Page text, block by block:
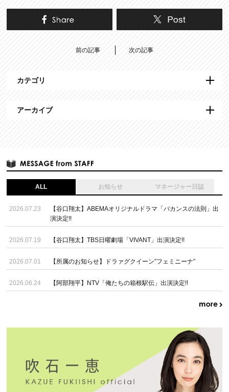
前の記事 次の記事
カテゴリ
アーカイブ
ALL お知らせ マネージャー日誌
2026.07.23
【谷口翔太】ABEMAオリジナルドラマ「バカンスの法則」出
演決定!!
2026.07.19 【谷口翔太】TBS日曜劇場「VIVANT」出演決定!!
2026.07.01 【所属のお知らせ】ドラァグクイーン”フェミニーナ”
2026.06.24 【阿部翔平】NTV「俺たちの箱根駅伝」出演決定!!